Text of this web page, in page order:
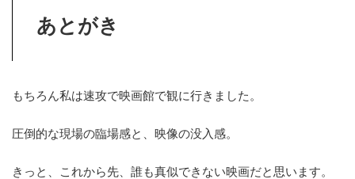
あとがき
もちろん私は速攻で映画館で観に行きました。
圧倒的な現場の臨場感と、映像の没入感。
きっと、これから先、誰も真似できない映画だと思います。